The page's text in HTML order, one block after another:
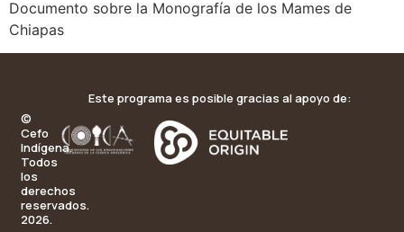
Documento sobre la Monografía de los Mames de
Chiapas
©
Cefo
Indígena.
Todos
los
derechos
reservados.
2026.
Este programa es posible gracias al apoyo de: